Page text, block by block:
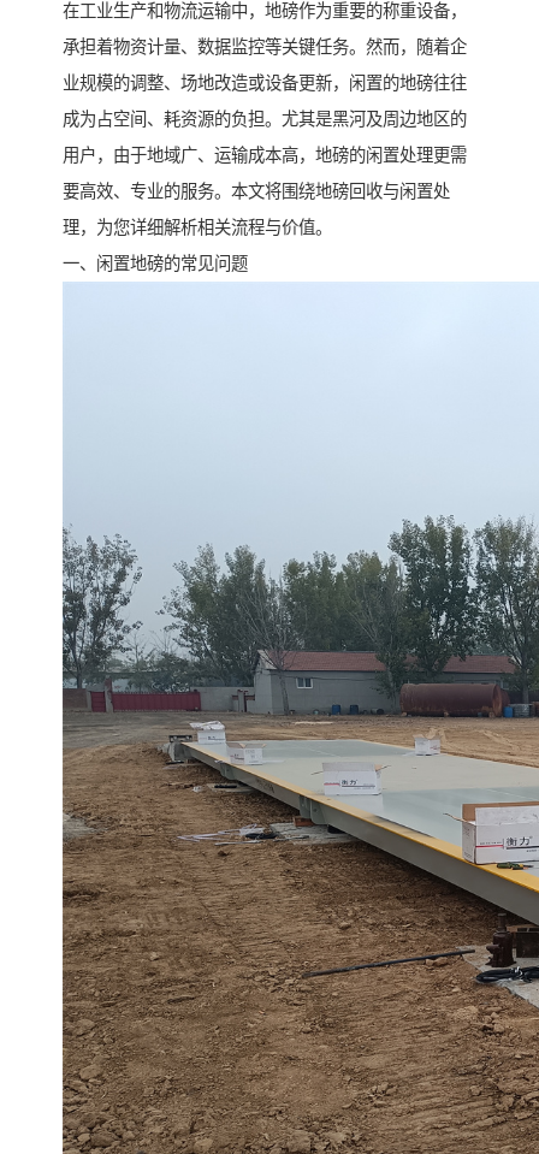
在工业生产和物流运输中，地磅作为重要的称重设备，
承担着物资计量、数据监控等关键任务。然而，随着企
业规模的调整、场地改造或设备更新，闲置的地磅往往
成为占空间、耗资源的负担。尤其是黑河及周边地区的
用户，由于地域广、运输成本高，地磅的闲置处理更需
要高效、专业的服务。本文将围绕地磅回收与闲置处
理，为您详细解析相关流程与价值。
一、闲置地磅的常见问题